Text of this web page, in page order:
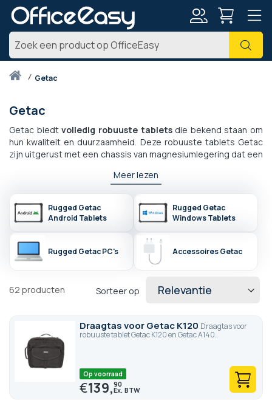
Zoek
Thuisgetac
Getac
Getac biedtvolledig robuuste tabletsdie bekend staan om
hun kwaliteit en duurzaamheid. Deze robuuste tablets Getac
zijn uitgerust met een chassis van magnesiumlegering dat een
stof, trillingen of zelfs vochtigheid
normen, ze zijn ook uitgerust met ultrakrachtige processors
voor meer uitvoeringssnelheid en productiviteit. Perfect voor
de industriële sectoren, transport en logistiek, productie en
fabrieken, openbare diensten, hulpdiensten (brandweer, enz.)
of zelfs defensie. Getac biedt ook een breed scala aan
accessoires en verschillende versies van elke robuuste tablet
contact op te nemen met ons team op 0801 23 05 05 voor
Meer lezen
Rugged Getac
Android Tablets
Rugged Getac
Windows Tablets
Rugged Getac PC's Accessoires Getac
62 producten Sorteer op
Draagtas voor Getac K120 Draagtas voor
robuuste tablet Getac K120 en Getac A140.
Op voorraad
€139,90